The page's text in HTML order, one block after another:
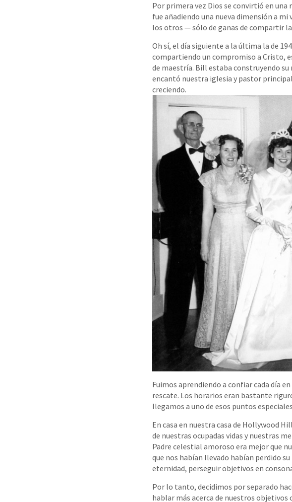
Por primera vez Dios se convirtió en
fue añadiendo una nueva dimensión a
los otros — sólo de ganas de compartir
Oh sí, el día siguiente a la última la de
compartiendo un compromiso a Cristo,
de maestría. Bill estaba construyendo
encantó nuestra iglesia y pastor
creciendo.
Fuimos aprendiendo a confiar cada día
rescate. Los horarios eran bastante
llegamos a uno de esos puntos
En casa en nuestra casa de Hollywood
de nuestras ocupadas vidas y nuestras
Padre celestial amoroso era mejor que
que nos habían llevado habían perdido
eternidad, perseguir objetivos en
Por lo tanto, decidimos por separado
hablar más acerca de nuestros objetivos